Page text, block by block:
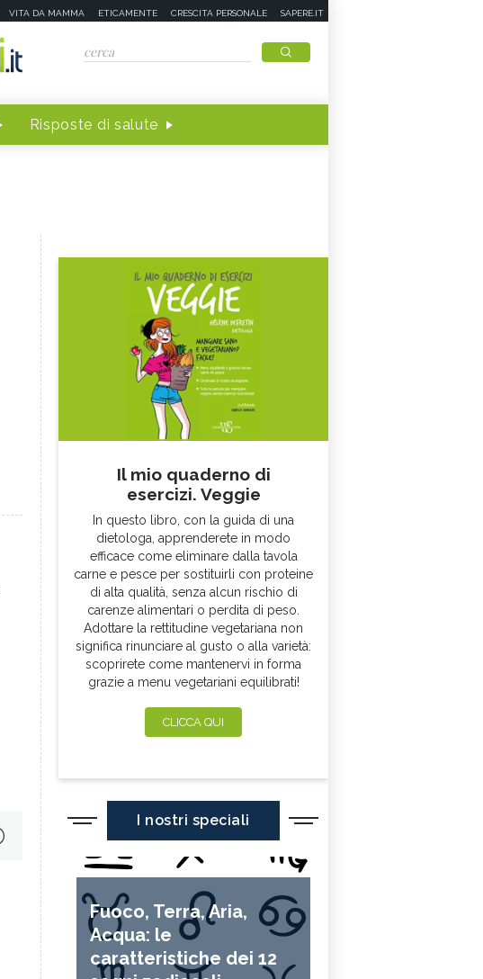
VITA DA MAMMA ETICAMENTE CRESCITA PERSONALE SAPERE.IT
Risposte di salute
Il mio quaderno di
esercizi. Veggie
In questo libro, con la guida di una
dietologa, apprenderete in modo
efficace come eliminare dalla tavola
carne e pesce per sostituirli con proteine
di alta qualità, senza alcun rischio di
carenze alimentari o perdita di peso.
Adottare la rettitudine vegetariana non
significa rinunciare al gusto o alla varietà:
scoprirete come mantenervi in forma
grazie a menu vegetariani equilibrati!
CLICCA QUI
I nostri speciali
Fuoco, Terra, Aria,
Acqua: le
caratteristiche dei 12